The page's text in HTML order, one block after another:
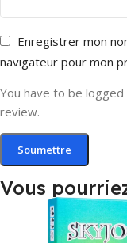
Enregistrer mon
navigateur pour mon
You have to be
review.
Vous